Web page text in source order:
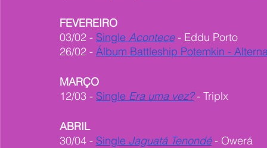
FEVEREIRO
03/02 - Single Acontece - Eddu Porto
26/02 - Álbum Battleship Potemkin -
MARÇO
12/03 - Single Era uma vez? - Triplx
ABRIL
30/04 - Single Jaguatá Tenondé - Owerá